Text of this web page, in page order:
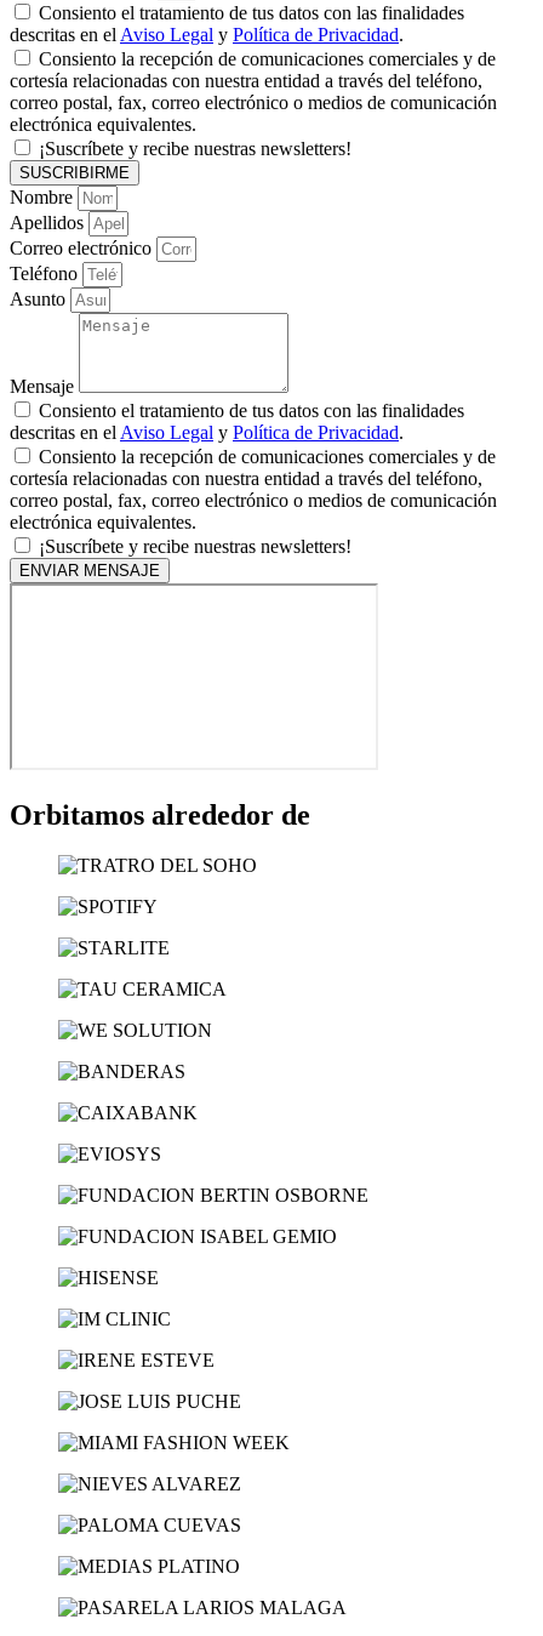
Consiento el tratamiento de tus datos con las finalidades
descritas en el Aviso Legal y Política de Privacidad.
Consiento la recepción de comunicaciones comerciales y de
cortesía relacionadas con nuestra entidad a través del teléfono,
correo postal, fax, correo electrónico o medios de comunicación
electrónica equivalentes.
¡Suscríbete y recibe nuestras newsletters!
SUSCRIBIRME
Nombre
Apellidos
Correo electrónico
Teléfono
Asunto
Mensaje
Consiento el tratamiento de tus datos con las finalidades
descritas en el Aviso Legal y Política de Privacidad.
Consiento la recepción de comunicaciones comerciales y de
cortesía relacionadas con nuestra entidad a través del teléfono,
correo postal, fax, correo electrónico o medios de comunicación
electrónica equivalentes.
¡Suscríbete y recibe nuestras newsletters!
ENVIAR MENSAJE
Orbitamos alrededor de